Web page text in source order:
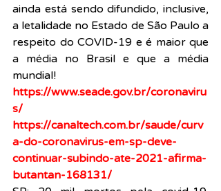
ainda está sendo difundido, inclusive,
a letalidade no Estado de São Paulo a
respeito do COVID-19 e é maior que
a média no Brasil e que a média
mundial!
https://www.seade.gov.br/coronaviru
s/
https://canaltech.com.br/saude/curv
a-do-coronavirus-em-sp-deve-
continuar-subindo-ate-2021-afirma-
butantan-168131/